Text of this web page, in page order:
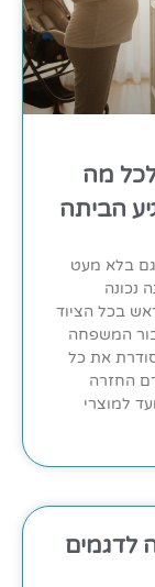
מה
הביתה
גם בלא מעט
נכונה
בכל הציוד
המשפחה
את כל
החזרה
למוצרי
ישירה לדגמים